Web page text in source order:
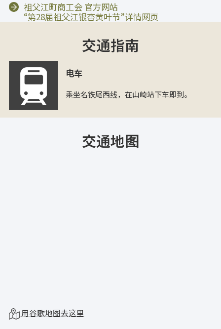
祖父江町商工会 官方网站
“第28届祖父江银杏黄叶节”详情网页
交通指南
电车
乘坐名铁尾西线，在山崎站下车即到。
交通地图
用谷歌地图去这里